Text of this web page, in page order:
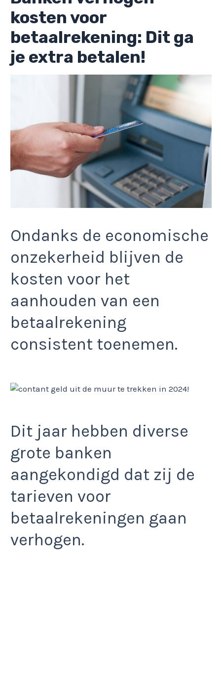
kosten voor
betaalrekening: Dit ga
je extra betalen!
Ondanks de economische
onzekerheid blijven de
kosten voor het
aanhouden van een
betaalrekening
consistent toenemen.
Dit jaar hebben diverse
grote banken
aangekondigd dat zij de
tarieven voor
betaalrekeningen gaan
verhogen.